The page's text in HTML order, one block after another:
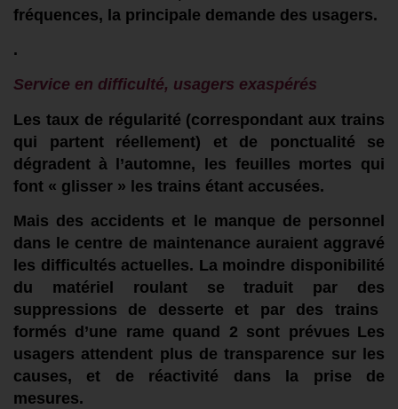
fréquences, la principale demande des usagers.
.
Service en difficulté, usagers exaspérés
Les taux de régularité (correspondant aux trains
qui partent réellement) et de ponctualité se
dégradent à l’automne, les feuilles mortes qui
font « glisser » les trains étant accusées.
Mais des accidents et le manque de personnel
dans le centre de maintenance auraient aggravé
es difficultés actuelles. La moindre disponibilité
du matériel roulant se traduit par des
suppressions de desserte et par des trains
formés d’une rame quand 2 sont prévues Les
usagers attendent plus de transparence sur les
causes, et de réactivité dans la prise de
mesures.